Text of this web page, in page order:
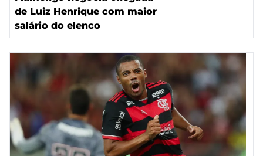
de Luiz Henrique com maior
salário do elenco